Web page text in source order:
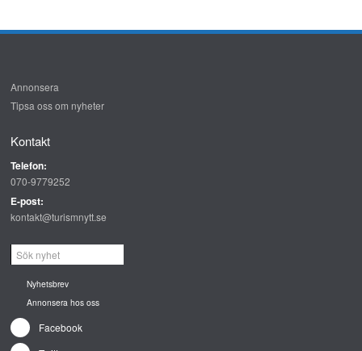
Annonsera
Tipsa oss om nyheter
Kontakt
Telefon:
070-9779252
E-post:
kontakt@turismnytt.se
Nyhetsbrev
Annonsera hos oss
Facebook